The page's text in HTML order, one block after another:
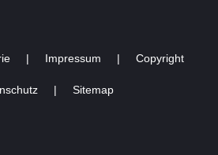
| Impressum | Copyright
| Sitemap